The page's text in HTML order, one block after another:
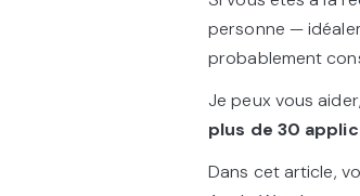
personne —
probablement
Je peux vous
plus de 30
Dans cet article,